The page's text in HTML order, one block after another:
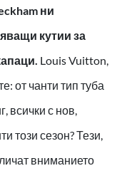
ни
кутии за
Louis Vuitton,
от чанти тип туба
всички с нов,
този сезон? Тези,
вниманието